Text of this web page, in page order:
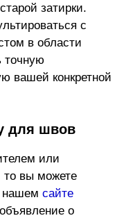
затирки.
с
в области
точную
вашей конкретной
для швов
или
то вы можете
нашем сайте
о